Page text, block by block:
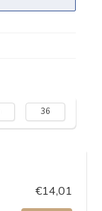
36
€14,01